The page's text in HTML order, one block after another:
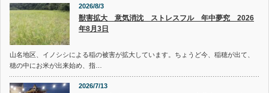
2026/8/3
獣害拡大 意気消沈 ストレスフル 年中夢究 2026
年8月3日
山名地区、イノシシによる稲の被害が拡大しています。ちょうど今、稲穂が出て、
穂の中にお米が出来始め、指…
2026/7/13